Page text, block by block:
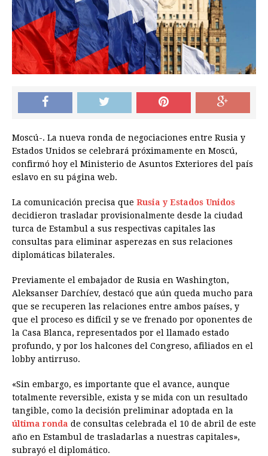
Moscú-. La nueva ronda de negociaciones entre Rusia y
Estados Unidos se celebrará próximamente en Moscú,
confirmó hoy el Ministerio de Asuntos Exteriores del país
eslavo en su página web.
La comunicación precisa que Rusia y Estados Unidos
decidieron trasladar provisionalmente desde la ciudad
turca de Estambul a sus respectivas capitales las
consultas para eliminar asperezas en sus relaciones
diplomáticas bilaterales.
Previamente el embajador de Rusia en Washington,
Aleksanser Darchíev, destacó que aún queda mucho para
que se recuperen las relaciones entre ambos países, y
que el proceso es difícil y se ve frenado por oponentes de
la Casa Blanca, representados por el llamado estado
profundo, y por los halcones del Congreso, afiliados en el
lobby antirruso.
«Sin embargo, es importante que el avance, aunque
totalmente reversible, exista y se mida con un resultado
tangible, como la decisión preliminar adoptada en la
última ronda de consultas celebrada el 10 de abril de este
año en Estambul de trasladarlas a nuestras capitales»,
subrayó el diplomático.